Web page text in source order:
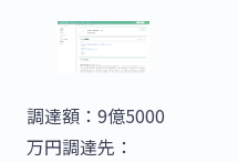
調達額：9億5000
万円調達先：